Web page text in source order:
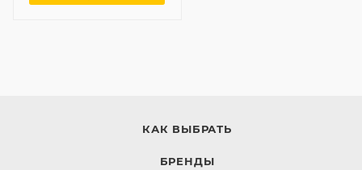
КАК ВЫБРАТЬ
БРЕНДЫ